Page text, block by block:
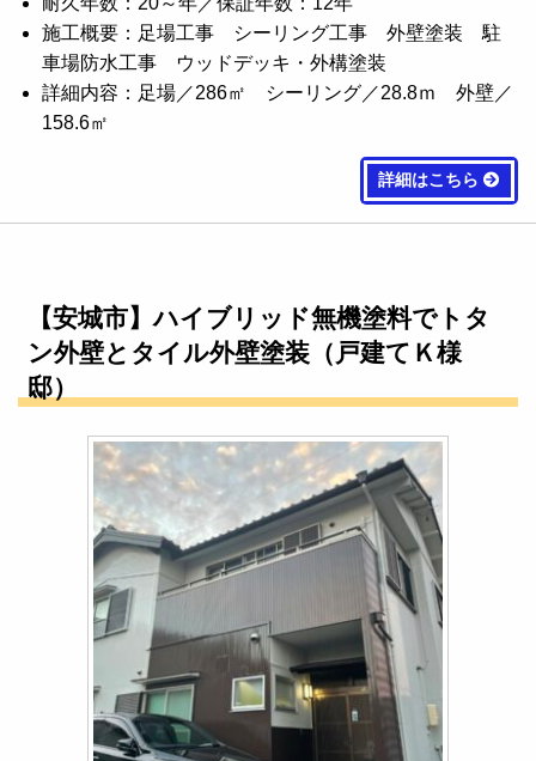
施工概要：足場工事 シーリング工事 外壁塗装 駐
車場防水工事 ウッドデッキ・外構塗装
詳細内容：足場／286㎡ シーリング／28.8ｍ 外壁／
158.6㎡
詳細はこちら
【安城市】ハイブリッド無機塗料でトタ
ン外壁とタイル外壁塗装（戸建てＫ様
邸）